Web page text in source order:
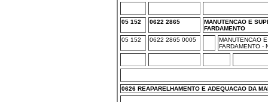
05 152 0622 2865
MANUTENCAO E
FARDAMENTO
05 152
0622 2865 0005
MANUTENCAO
FARDAMENTO -
0626 REAPARELHAMENTO E ADEQUACAO DA